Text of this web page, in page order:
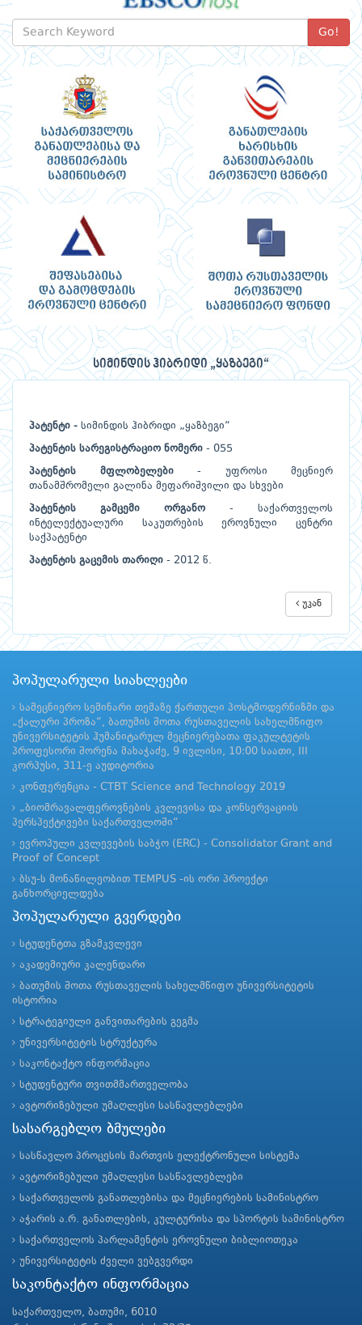
Go!
სიმინდის ჰიბრიდი „ყაზბეგი“
პატენტი - სიმინდის ჰიბრიდი „ყაზბეგი“
პატენტის სარეგისტრაციო ნომერი - 055
პატენტის მფლობელები- უფროსი მეცნიერ
თანამშრომელი გალინა მეფარიშვილი და სხვები
პატენტის გამცემი ორგანო - საქართველოს
ინტელექტუალური საკუთრების ეროვნული ცენტრი
საქპატენტი
პატენტის გაცემის თარიღი - 2012 წ.
უკან
პოპულარული სიახლეები
სამეცნიერო სემინარი თემაზე ქართული პოსტმოდერნიზმი და
„ქალური პროზა“, ბათუმის შოთა რუსთაველის სახელმწიფო
უნივერსიტეტის ჰუმანიტარულ მეცნიერებათა ფაკულტეტის
პროფესორი შორენა მახაჭაძე, 9 ივლისი, 10:00 საათი, III
კორპუსი, 311-ე აუდიტორია
კონფერენცია - CTBT Science and Technology 2019
„ბიომრავალფეროვნების კვლევისა და კონსერვაციის
პერსპექტივები საქართველოში“
ევროპული კვლევების საბჭო (ERC) - Consolidator Grant and
Proof of Concept
ბსუ-ს მონაწილეობით TEMPUS -ის ორი პროექტი
განხორციელდება
პოპულარული გვერდები
სტუდენტთა გზამკვლევი
აკადემიური კალენდარი
ბათუმის შოთა რუსთაველის სახელმწიფო უნივერსიტეტის
ისტორია
სტრატეგიული განვითარების გეგმა
უნივერსიტეტის სტრუქტურა
საკონტაქტო ინფორმაცია
სტუდენტური თვითმმართველობა
ავტორიზებული უმაღლესი სასწავლებლები
სასარგებლო ბმულები
სასწავლო პროცესის მართვის ელექტრონული სისტემა
ავტორიზებული უმაღლესი სასწავლებლები
საქართველოს განათლებისა და მეცნიერების სამინისტრო
აჭარის ა.რ. განათლების, კულტურისა და სპორტის სამინისტრო
საქართველოს პარლამენტის ეროვნული ბიბლიოთეკა
უნივერსიტეტის ძველი ვებგვერდი
საკონტაქტო ინფორმაცია
საქართველო, ბათუმი, 6010